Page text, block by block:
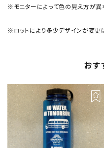
※モニターによって色の見え方が異
※ロットにより多少デザインが変更
おす